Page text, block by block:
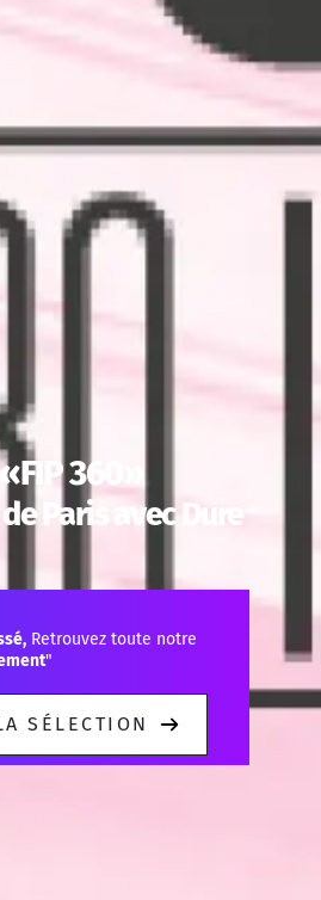
360»
Paris avec Dure
Retrouvez toute notre
"
SÉLECTION